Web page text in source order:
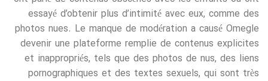
essayé d’obtenir plus d’intimité avec eux, comme des
photos nues. Le manque de modération a causé Omegle
devenir une plateforme remplie de contenus explicites
et inappropriés, tels que des photos de nus, des liens
pornographiques et des textes sexuels, qui sont très